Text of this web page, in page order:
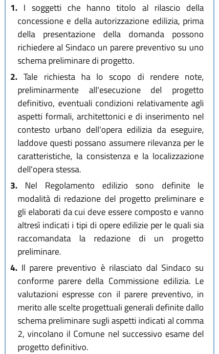
1. I soggetti che hanno titolo al rilascio della
concessione e della autorizzazione edilizia, prima
della presentazione della domanda possono
richiedere al Sindaco un parere preventivo su uno
schema preliminare di progetto.
2. Tale richiesta ha lo scopo di rendere note,
preliminarmente all'esecuzione del progetto
definitivo, eventuali condizioni relativamente agli
aspetti formali, architettonici e di inserimento nel
contesto urbano dell'opera edilizia da eseguire,
laddove questi possano assumere rilevanza per le
caratteristiche, la consistenza e la localizzazione
dell'opera stessa.
3. Nel Regolamento edilizio sono definite le
modalità di redazione del progetto preliminare e
gli elaborati da cui deve essere composto e vanno
altresì indicati i tipi di opere edilizie per le quali sia
raccomandata la redazione di un progetto
preliminare.
4. Il parere preventivo è rilasciato dal Sindaco su
conforme parere della Commissione edilizia. Le
valutazioni espresse con il parere preventivo, in
merito alle scelte progettuali generali definite dallo
schema preliminare sugli aspetti indicati al comma
2, vincolano il Comune nel successivo esame del
progetto definitivo.